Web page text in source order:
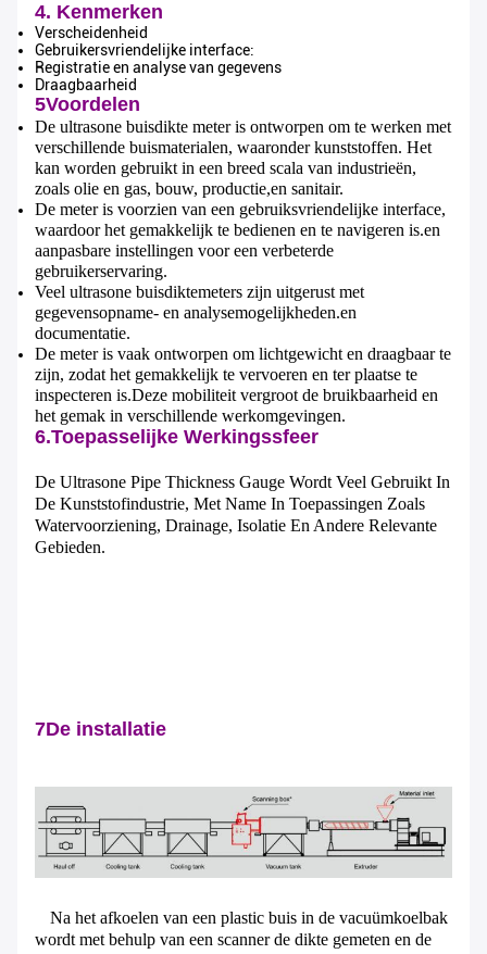
4. Kenmerken
Verscheidenheid
Gebruikersvriendelijke interface:
Registratie en analyse van gegevens
Draagbaarheid
5Voordelen
De ultrasone buisdikte meter is ontworpen om te werken met
verschillende buismaterialen, waaronder kunststoffen. Het
kan worden gebruikt in een breed scala van industrieën,
zoals olie en gas, bouw, productie,en sanitair.
De meter is voorzien van een gebruiksvriendelijke interface,
waardoor het gemakkelijk te bedienen en te navigeren is.en
aanpasbare instellingen voor een verbeterde
gebruikerservaring.
Veel ultrasone buisdiktemeters zijn uitgerust met
gegevensopname- en analysemogelijkheden.en
documentatie.
De meter is vaak ontworpen om lichtgewicht en draagbaar te
zijn, zodat het gemakkelijk te vervoeren en ter plaatse te
inspecteren is.Deze mobiliteit vergroot de bruikbaarheid en
het gemak in verschillende werkomgevingen.
6.Toepasselijke Werkingssfeer
De Ultrasone Pipe Thickness Gauge Wordt Veel Gebruikt In
De Kunststofindustrie, Met Name In Toepassingen Zoals
Watervoorziening, Drainage, Isolatie En Andere Relevante
Gebieden.
7De installatie
Na het afkoelen van een plastic buis in de vacuümkoelbak
wordt met behulp van een scanner de dikte gemeten en de